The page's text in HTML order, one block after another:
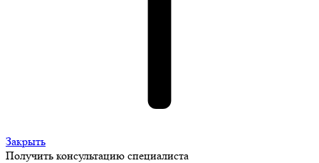
Закрыть
Получить консультацию специалиста